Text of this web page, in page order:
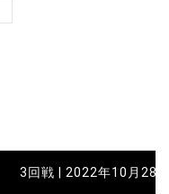
3回戦 | 2022年10月28